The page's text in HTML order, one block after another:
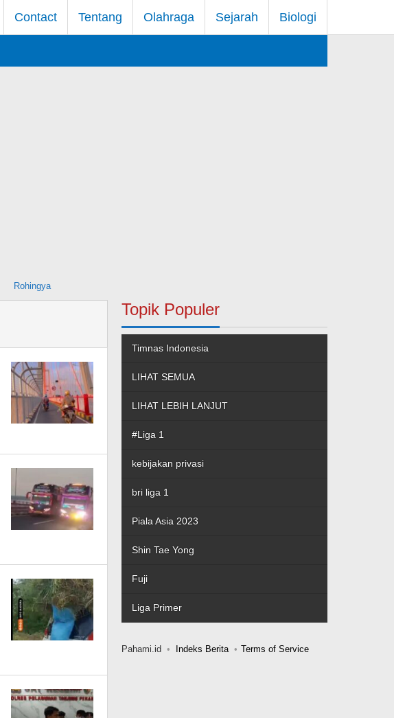
Contact Tentang Olahraga Sejarah Biologi
Rohingya
Topik Populer
Timnas Indonesia
LIHAT SEMUA
LIHAT LEBIH LANJUT
#Liga 1
kebijakan privasi
bri liga 1
Piala Asia 2023
Shin Tae Yong
Fuji
Liga Primer
Pahami.id Indeks Berita Terms of Service